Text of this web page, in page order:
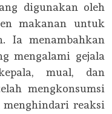
digunakan oleh
makanan untuk
Ia menambahkan
mengalami gejala
mual, dan
mengkonsumsi
menghindari reaksi